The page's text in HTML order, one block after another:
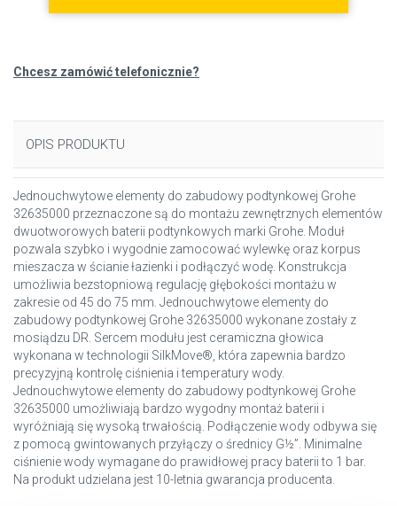
Chcesz zamówić telefonicznie?
OPIS PRODUKTU
Jednouchwytowe elementy do zabudowy podtynkowej Grohe
32635000 przeznaczone są do montażu zewnętrznych elementów
dwuotworowych baterii podtynkowych marki Grohe. Moduł
pozwala szybko i wygodnie zamocować wylewkę oraz korpus
mieszacza w ścianie łazienki i podłączyć wodę. Konstrukcja
umożliwia bezstopniową regulację głębokości montażu w
zakresie od 45 do 75 mm. Jednouchwytowe elementy do
zabudowy podtynkowej Grohe 32635000 wykonane zostały z
mosiądzu DR. Sercem modułu jest ceramiczna głowica
wykonana w technologii SilkMove®, która zapewnia bardzo
precyzyjną kontrolę ciśnienia i temperatury wody.
Jednouchwytowe elementy do zabudowy podtynkowej Grohe
32635000 umożliwiają bardzo wygodny montaż baterii i
wyróżniają się wysoką trwałością. Podłączenie wody odbywa się
z pomocą gwintowanych przyłączy o średnicy G½”. Minimalne
ciśnienie wody wymagane do prawidłowej pracy baterii to 1 bar.
Na produkt udzielana jest 10-letnia gwarancja producenta.